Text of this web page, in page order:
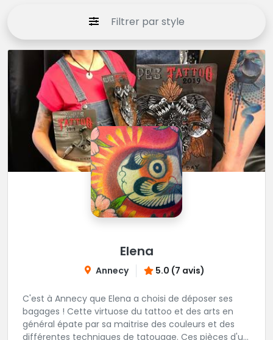
Filtrer par style
Elena
Annecy 5.0 (7 avis)
C'est à Annecy que Elena a choisi de déposer ses
bagages ! Cette virtuose du tattoo et des arts en
général épate par sa maitrise des couleurs et des
différentes techniques de tatouage. Ces pièces d'un